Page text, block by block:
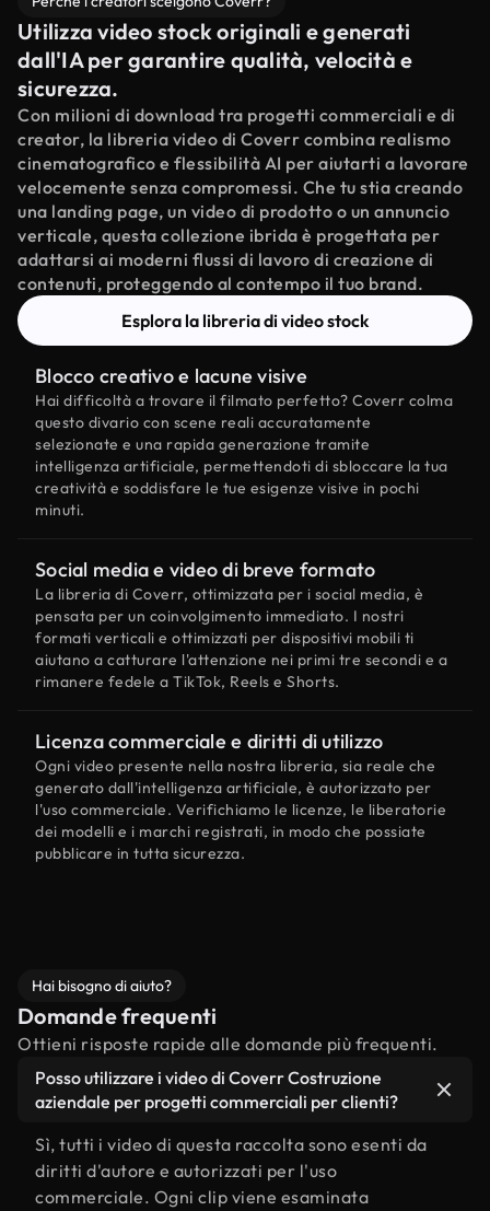
Utilizza video stock originali e generati
dall'IA per garantire qualità, velocità e
sicurezza.
Con milioni di download tra progetti commerciali e di
creator, la libreria video di Coverr combina realismo
cinematografico e flessibilità AI per aiutarti a lavorare
velocemente senza compromessi. Che tu stia creando
una landing page, un video di prodotto o un annuncio
verticale, questa collezione ibrida è progettata per
adattarsi ai moderni flussi di lavoro di creazione di
contenuti, proteggendo al contempo il tuo brand.
Esplora la libreria di video stock
Blocco creativo e lacune visive
Hai difficoltà a trovare il filmato perfetto? Coverr colma
questo divario con scene reali accuratamente
selezionate e una rapida generazione tramite
intelligenza artificiale, permettendoti di sbloccare la tua
creatività e soddisfare le tue esigenze visive in pochi
minuti.
Social media e video di breve formato
La libreria di Coverr, ottimizzata per i social media, è
pensata per un coinvolgimento immediato. I nostri
formati verticali e ottimizzati per dispositivi mobili ti
aiutano a catturare l'attenzione nei primi tre secondi e a
rimanere fedele a TikTok, Reels e Shorts.
Licenza commerciale e diritti di utilizzo
Ogni video presente nella nostra libreria, sia reale che
generato dall'intelligenza artificiale, è autorizzato per
l'uso commerciale. Verifichiamo le licenze, le liberatorie
dei modelli e i marchi registrati, in modo che possiate
pubblicare in tutta sicurezza.
Hai bisogno di aiuto?
Domande frequenti
Ottieni risposte rapide alle domande più frequenti.
Posso utilizzare i video di Coverr Costruzione
aziendale per progetti commerciali per clienti?
Sì, tutti i video di questa raccolta sono esenti da
diritti d'autore e autorizzati per l'uso
commerciale. Ogni clip viene esaminata